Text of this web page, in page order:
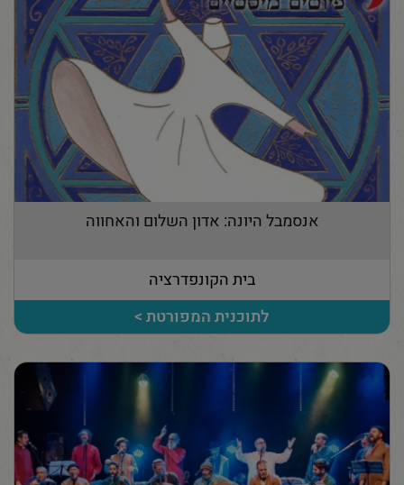
אנסמבל היונה: אדון השלום והאחווה
בית הקונפדרציה
לתוכנית המפורטת >